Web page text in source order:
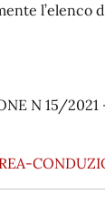
l’elenco
N 15/2021